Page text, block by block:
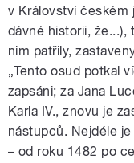
v Království českém
dávné historii, že...),
nim patřily,
„Tento osud potkal
zapsáni; za Jana
Karla IV., znovu je
nástupců. Nejdéle
– od roku 1482 po